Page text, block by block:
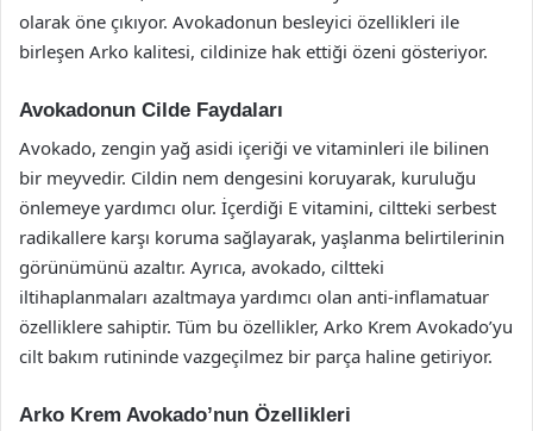
olarak öne çıkıyor. Avokadonun besleyici özellikleri ile
birleşen Arko kalitesi, cildinize hak ettiği özeni gösteriyor.
Avokadonun Cilde Faydaları
Avokado, zengin yağ asidi içeriği ve vitaminleri ile bilinen
bir meyvedir. Cildin nem dengesini koruyarak, kuruluğu
önlemeye yardımcı olur. İçerdiği E vitamini, ciltteki serbest
radikallere karşı koruma sağlayarak, yaşlanma belirtilerinin
görünümünü azaltır. Ayrıca, avokado, ciltteki
iltihaplanmaları azaltmaya yardımcı olan anti-inflamatuar
özelliklere sahiptir. Tüm bu özellikler, Arko Krem Avokado’yu
cilt bakım rutininde vazgeçilmez bir parça haline getiriyor.
Arko Krem Avokado’nun Özellikleri